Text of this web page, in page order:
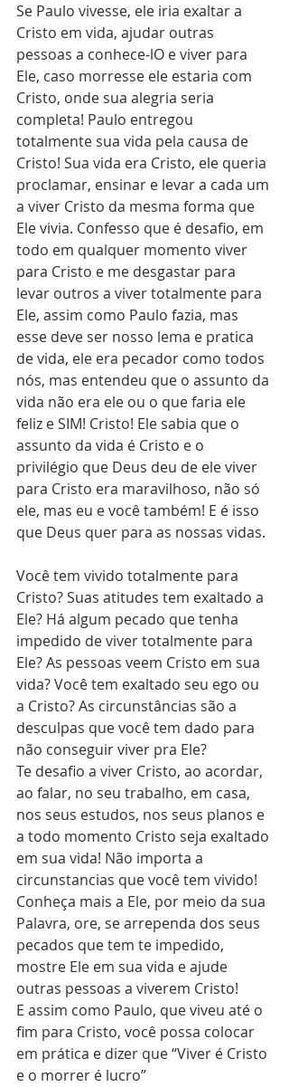
Se Paulo vivesse, ele iria exaltar a
Cristo em vida, ajudar outras
pessoas a conhece-lO e viver para
Ele, caso morresse ele estaria com
Cristo, onde sua alegria seria
completa! Paulo entregou
totalmente sua vida pela causa de
Cristo! Sua vida era Cristo, ele queria
proclamar, ensinar e levar a cada um
a viver Cristo da mesma forma que
Ele vivia. Confesso que é desafio, em
todo em qualquer momento viver
para Cristo e me desgastar para
levar outros a viver totalmente para
Ele, assim como Paulo fazia, mas
esse deve ser nosso lema e pratica
de vida, ele era pecador como todos
nós, mas entendeu que o assunto da
vida não era ele ou o que faria ele
feliz e SIM! Cristo! Ele sabia que o
assunto da vida é Cristo e o
privilégio que Deus deu de ele viver
para Cristo era maravilhoso, não só
ele, mas eu e você também! E é isso
que Deus quer para as nossas vidas.
Você tem vivido totalmente para
Cristo? Suas atitudes tem exaltado a
Ele? Há algum pecado que tenha
impedido de viver totalmente para
Ele? As pessoas veem Cristo em sua
vida? Você tem exaltado seu ego ou
a Cristo? As circunstâncias são a
desculpas que você tem dado para
não conseguir viver pra Ele?
Te desafio a viver Cristo, ao acordar,
ao falar, no seu trabalho, em casa,
nos seus estudos, nos seus planos e
a todo momento Cristo seja exaltado
em sua vida! Não importa a
circunstancias que você tem vivido!
Conheça mais a Ele, por meio da sua
Palavra, ore, se arrependa dos seus
pecados que tem te impedido,
mostre Ele em sua vida e ajude
outras pessoas a viverem Cristo!
E assim como Paulo, que viveu até o
fim para Cristo, você possa colocar
em prática e dizer que “Viver é Cristo
e o morrer é lucro”